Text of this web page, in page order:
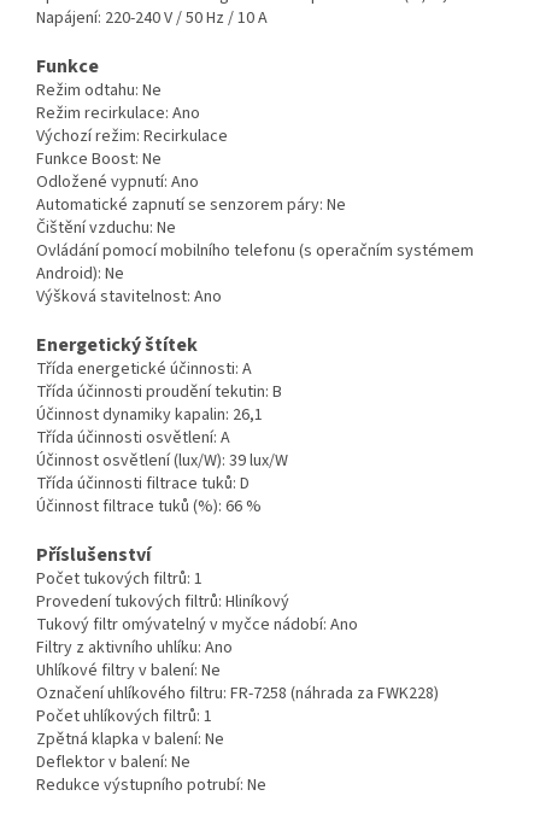
Napájení: 220-240 V / 50 Hz / 10 A
Funkce
Režim odtahu: Ne
Režim recirkulace: Ano
Výchozí režim: Recirkulace
Funkce Boost: Ne
Odložené vypnutí: Ano
Automatické zapnutí se senzorem páry: Ne
Čištění vzduchu: Ne
Ovládání pomocí mobilního telefonu (s operačním systémem
Android): Ne
Výšková stavitelnost: Ano
Energetický štítek
Třída energetické účinnosti: A
Třída účinnosti proudění tekutin: B
Účinnost dynamiky kapalin: 26,1
Třída účinnosti osvětlení: A
Účinnost osvětlení (lux/W): 39 lux/W
Třída účinnosti filtrace tuků: D
Účinnost filtrace tuků (%): 66 %
Příslušenství
Počet tukových filtrů: 1
Provedení tukových filtrů: Hliníkový
Tukový filtr omývatelný v myčce nádobí: Ano
Filtry z aktivního uhlíku: Ano
Uhlíkové filtry v balení: Ne
Označení uhlíkového filtru: FR-7258 (náhrada za FWK228)
Počet uhlíkových filtrů: 1
Zpětná klapka v balení: Ne
Deflektor v balení: Ne
Redukce výstupního potrubí: Ne